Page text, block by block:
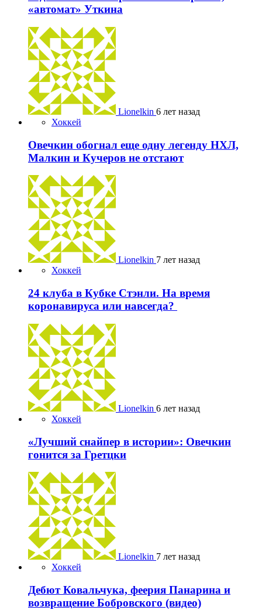
«автомат» Уткина
Lionelkin 6 лет назад
Хоккей
Овечкин обогнал еще одну легенду НХЛ,
Малкин и Кучеров не отстают
Lionelkin 7 лет назад
Хоккей
24 клуба в Кубке Стэнли. На время
коронавируса или навсегда?
Lionelkin 6 лет назад
Хоккей
«Лучший снайпер в истории»: Овечкин
гонится за Гретцки
Lionelkin 7 лет назад
Хоккей
Дебют Ковальчука, феерия Панарина и
возвращение Бобровского (видео)